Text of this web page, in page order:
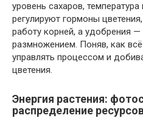
уровень сахаров,
регулируют гормоны
работу корней, а удобрения
размножением. Поняв, как
управлять процессом и
цветения.
Энергия растения:
распределение